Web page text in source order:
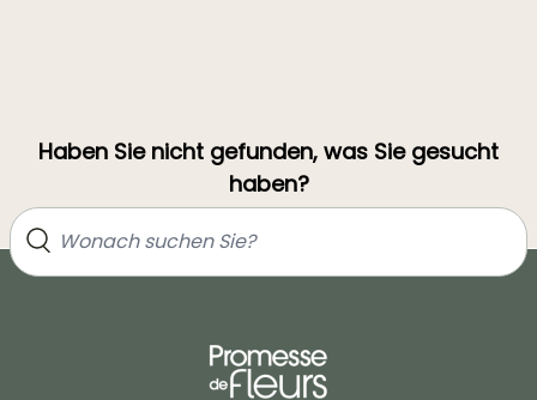
Haben Sie nicht gefunden, was Sie gesucht
haben?